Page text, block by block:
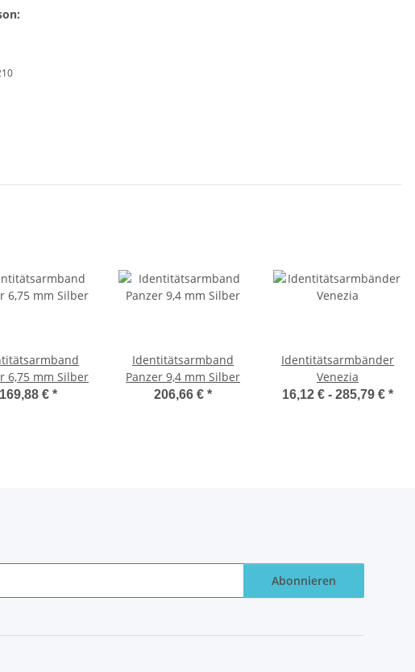
6,75 mm Silber
169,88 € *
Identitätsarmband
Panzer 9,4 mm Silber
206,66 € *
Identitätsarmbänder
Venezia
16,12 € - 285,79 € *
Abonnieren